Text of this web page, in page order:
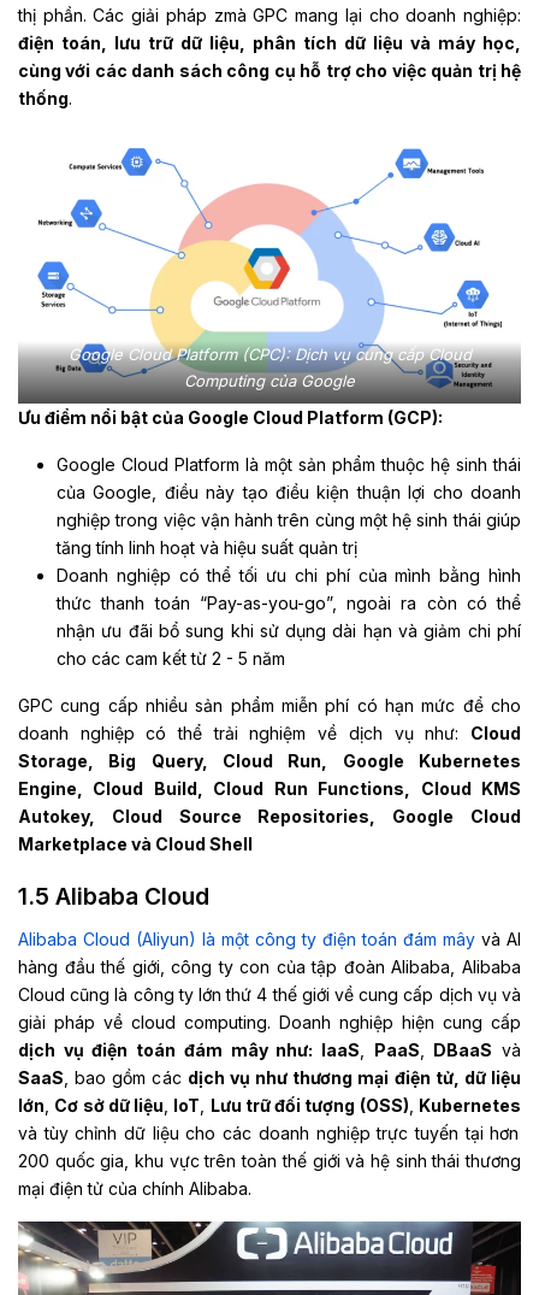
thị phần. Các giải pháp zmà GPC mang lại cho doanh nghiệp:
điện toán, lưu trữ dữ liệu, phân tích dữ liệu và máy học,
cùng với các danh sách công cụ hỗ trợ cho việc quản trị hệ
thống.
Google Cloud Platform (CPC): Dịch vụ cung cấp Cloud
Computing của Google
Ưu điểm nổi bật của Google Cloud Platform (GCP):
Google Cloud Platform là một sản phẩm thuộc hệ sinh thái
của Google, điều này tạo điều kiện thuận lợi cho doanh
nghiệp trong việc vận hành trên cùng một hệ sinh thái giúp
tăng tính linh hoạt và hiệu suất quản trị
Doanh nghiệp có thể tối ưu chi phí của mình bằng hình
thức thanh toán “Pay-as-you-go”, ngoài ra còn có thể
nhận ưu đãi bổ sung khi sử dụng dài hạn và giảm chi phí
cho các cam kết từ 2 - 5 năm
GPC cung cấp nhiều sản phẩm miễn phí có hạn mức để cho
doanh nghiệp có thể trải nghiệm về dịch vụ như: Cloud
Storage, Big Query, Cloud Run, Google Kubernetes
Engine, Cloud Build, Cloud Run Functions, Cloud KMS
Autokey, Cloud Source Repositories, Google Cloud
Marketplace và Cloud Shell
1.5 Alibaba Cloud
Alibaba Cloud (Aliyun) là một công ty điện toán đám mây và AI
hàng đầu thế giới, công ty con của tập đoàn Alibaba, Alibaba
Cloud cũng là công ty lớn thứ 4 thế giới về cung cấp dịch vụ và
giải pháp về cloud computing. Doanh nghiệp hiện cung cấp
dịch vụ điện toán đám mây như: IaaS
PaaS DBaaS và
SaaS , bao gồm các dịch vụ như thương mại điện tử, dữ liệu
lớn Cơ sở dữ liệu IoT Lưu trữ đối tượng (OSS) Kubernetes
và tùy chỉnh dữ liệu cho các doanh nghiệp trực tuyến tại hơn
200 quốc gia, khu vực trên toàn thế giới và hệ sinh thái thương
mại điện tử của chính Alibaba.